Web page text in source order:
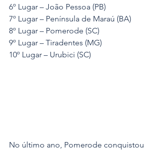
6º Lugar – João Pessoa (PB)
7º Lugar – Península de Maraú (BA)
8º Lugar – Pomerode (SC)
9º Lugar – Tiradentes (MG)
10º Lugar – Urubici (SC)
No último ano, Pomerode conquistou